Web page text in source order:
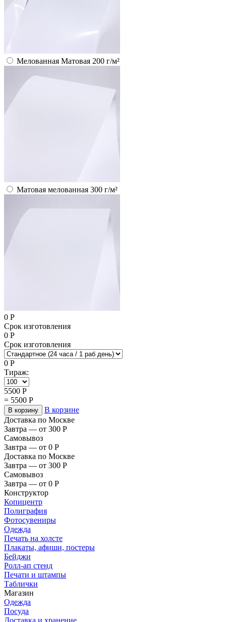
Мелованная Матовая 200 г/м²
Матовая мелованная 300 г/м²
0 Р
Срок изготовления
0 Р
Срок изготовления
0 Р
Тираж:
5500 Р
= 5500 Р
В корзину
В корзине
Доставка по Москве
Завтра — от 300 Р
Самовывоз
Завтра — от 0 Р
Доставка по Москве
Завтра — от 300 Р
Самовывоз
Завтра — от 0 Р
Конструктор
Копицентр
Полиграфия
Фотосувениры
Одежда
Печать на холсте
Плакаты, афиши, постеры
Бейджи
Ролл-ап стенд
Печати и штампы
Таблички
Магазин
Одежда
Посуда
Доставка и хранение